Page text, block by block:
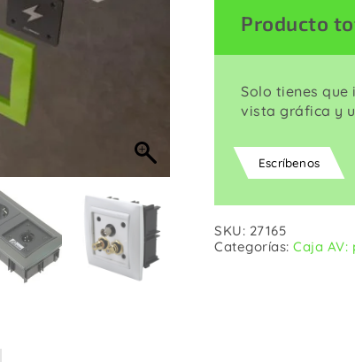
De Corriente Producto
Solo tienes que
vista gráfica y
Escríbenos
SKU: 27165
Categorías: Caja AV: